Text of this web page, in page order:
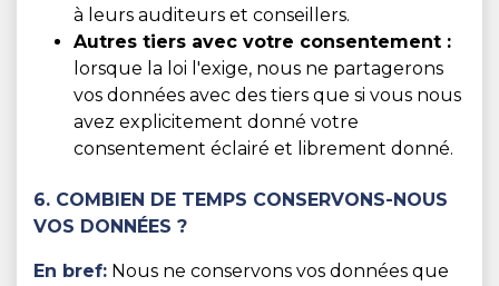
à leurs auditeurs et conseillers.
Autres tiers avec votre consentement :
lorsque la loi l'exige, nous ne partagerons
vos données avec des tiers que si vous nous
avez explicitement donné votre
consentement éclairé et librement donné.
6. COMBIEN DE TEMPS CONSERVONS-NOUS
VOS DONNÉES ?
En bref: Nous ne conservons vos données que